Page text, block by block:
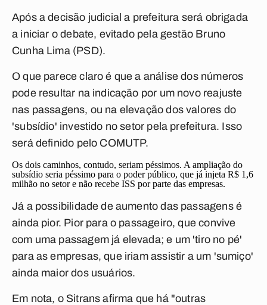
Após a decisão judicial a prefeitura será obrigada
a iniciar o debate, evitado pela gestão Bruno
Cunha Lima (PSD).
O que parece claro é que a análise dos números
pode resultar na indicação por um novo reajuste
nas passagens, ou na elevação dos valores do
'subsídio' investido no setor pela prefeitura. Isso
será definido pelo COMUTP.
Os dois caminhos, contudo, seriam péssimos. A ampliação do
subsídio seria péssimo para o poder público, que já injeta R$ 1,6
milhão no setor e não recebe ISS por parte das empresas.
Já a possibilidade de aumento das passagens é
ainda pior. Pior para o passageiro, que convive
com uma passagem já elevada; e um 'tiro no pé'
para as empresas, que iriam assistir a um 'sumiço'
ainda maior dos usuários.
Em nota, o Sitrans afirma que há "outras